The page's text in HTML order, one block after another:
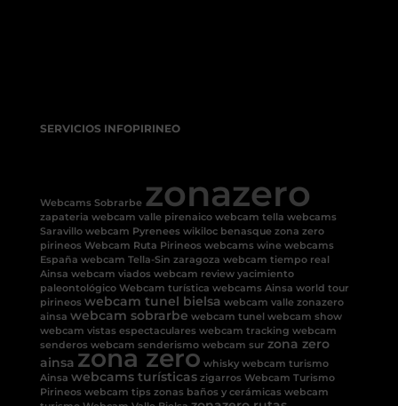
SERVICIOS INFOPIRINEO
Webcams Sobrarbe zonazero
zapateria webcam valle pirenaico webcam tella webcams
Saravillo webcam Pyrenees wikiloc benasque zona zero
pirineos Webcam Ruta Pirineos webcams wine webcams
España webcam Tella-Sin zaragoza webcam tiempo real
Ainsa webcam viados webcam review yacimiento
paleontológico Webcam turística webcams Ainsa world tour
pirineos webcam tunel bielsa webcam valle zonazero
ainsa webcam sobrarbe webcam tunel webcam show
webcam vistas espectaculares webcam tracking webcam
senderos webcam senderismo webcam sur zona zero
ainsa zona zero whisky webcam turismo
Ainsa webcams turísticas zigarros Webcam Turismo
Pirineos webcam tips zonas baños y cerámicas webcam